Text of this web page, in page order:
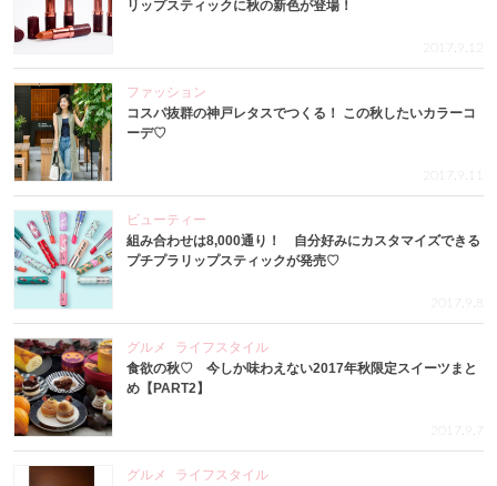
リップスティックに秋の新色が登場！
2017.9.12
ファッション
コスパ抜群の神戸レタスでつくる！ この秋したいカラーコ
ーデ♡
2017.9.11
ビューティー
組み合わせは8,000通り！ 自分好みにカスタマイズできる
プチプラリップスティックが発売♡
2017.9.8
グルメ
ライフスタイル
食欲の秋♡ 今しか味わえない2017年秋限定スイーツまと
め【PART2】
2017.9.7
グルメ
ライフスタイル